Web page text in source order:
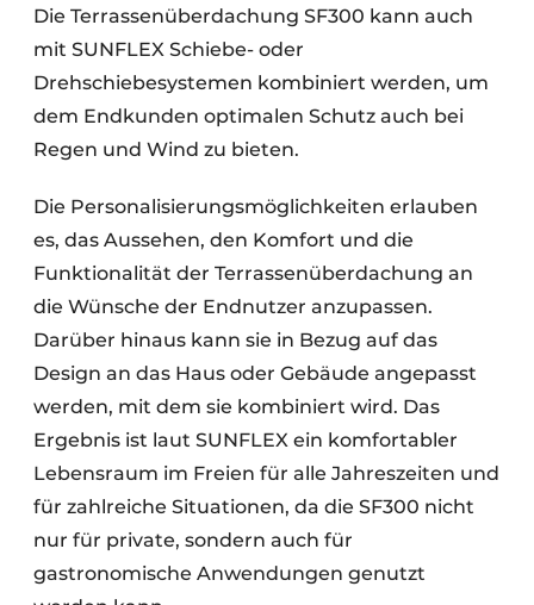
Die Terrassenüberdachung SF300 kann auch
mit SUNFLEX Schiebe- oder
Drehschiebesystemen kombiniert werden, um
dem Endkunden optimalen Schutz auch bei
Regen und Wind zu bieten.
Die Personalisierungsmöglichkeiten erlauben
es, das Aussehen, den Komfort und die
Funktionalität der Terrassenüberdachung an
die Wünsche der Endnutzer anzupassen.
Darüber hinaus kann sie in Bezug auf das
Design an das Haus oder Gebäude angepasst
werden, mit dem sie kombiniert wird. Das
Ergebnis ist laut SUNFLEX ein komfortabler
Lebensraum im Freien für alle Jahreszeiten und
für zahlreiche Situationen, da die SF300 nicht
nur für private, sondern auch für
gastronomische Anwendungen genutzt